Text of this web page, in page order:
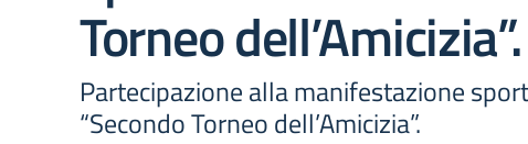
Torneo dell’Amicizia”.
Partecipazione alla manifestazione
“Secondo Torneo dell’Amicizia”.